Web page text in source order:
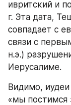
ивритский и
г. Эта дата,
совпадает с
связи с
н.э.)
Иерусалиме.
Видимо,
«мы постимся